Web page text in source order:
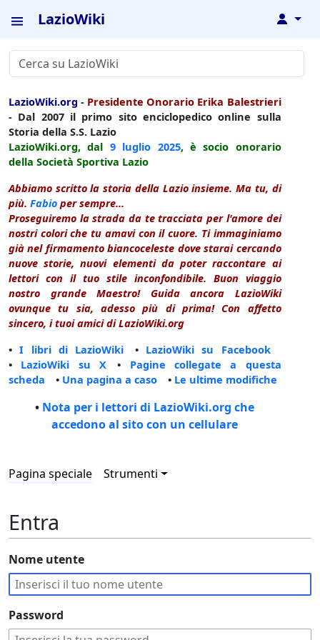
LazioWiki ↓
LazioWiki.org - Presidente Onorario Erika Balestrieri
- Dal 2007 il primo sito enciclopedico online sulla
Storia della S.S. Lazio
LazioWiki.org, dal 9 luglio 2025, è socio onorario
della Società Sportiva Lazio
Abbiamo scritto la storia della Lazio insieme. Ma tu, di
più. Fabio per sempre...
Proseguiremo la strada da te tracciata per l'amore dei
nostri colori che tu amavi con il cuore. Ti immaginiamo
già nel firmamento biancoceleste dove starai cercando
nuove storie, nuovi elementi da poter raccontare ai
lettori con il tuo stile inconfondibile. Buon viaggio
nostro grande Maestro! Guida ancora LazioWiki
ovunque tu sia, adesso più di prima! Con affetto
sincero, i tuoi amici di LazioWiki.org
•I libri di LazioWiki • LazioWiki su Facebook
• LazioWiki su X • Pagine collegate a questa
scheda • Una pagina a caso • Le ultime modifiche
• Nota per i lettori di LazioWiki.org che
accedono al sito con un cellulare
Pagina speciale Strumenti
Entra
Nome utente
Password